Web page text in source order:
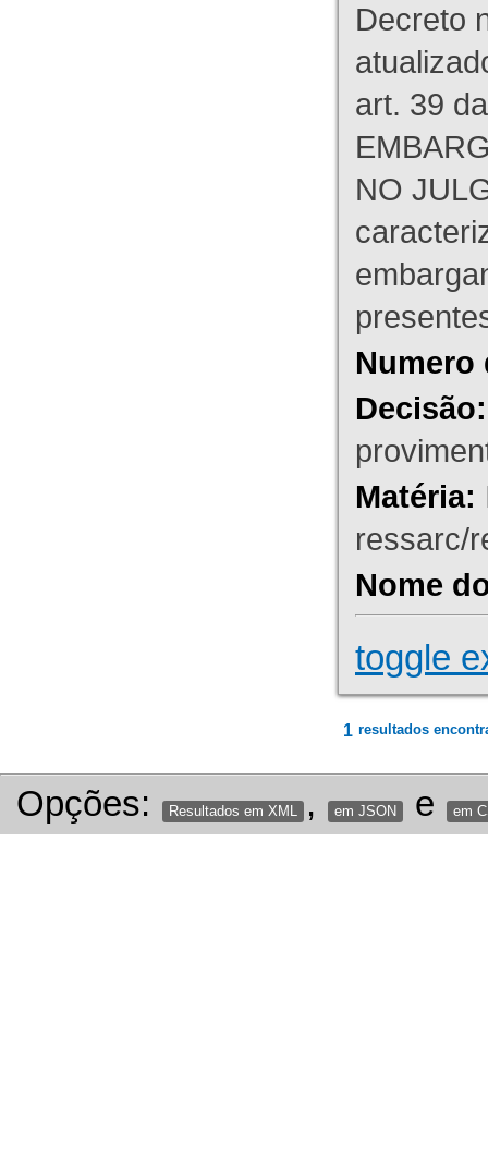
Decreto
art. 39
NO
Numero
Decisão:
Matéria:
ressarc/
Nome
toggle
1 resultados
Opções: Resultados em XML , em JSON e em